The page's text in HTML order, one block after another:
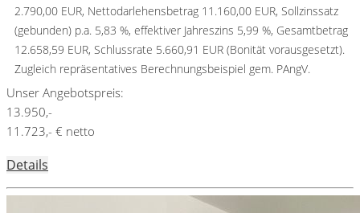
2.790,00 EUR, Nettodarlehensbetrag 11.160,00 EUR, Sollzinssatz
(gebunden) p.a. 5,83 %, effektiver Jahreszins 5,99 %, Gesamtbetrag
12.658,59 EUR, Schlussrate 5.660,91 EUR (Bonität vorausgesetzt).
Zugleich repräsentatives Berechnungsbeispiel gem. PAngV.
Unser Angebotspreis:
13.950,-
11.723,- € netto
Details